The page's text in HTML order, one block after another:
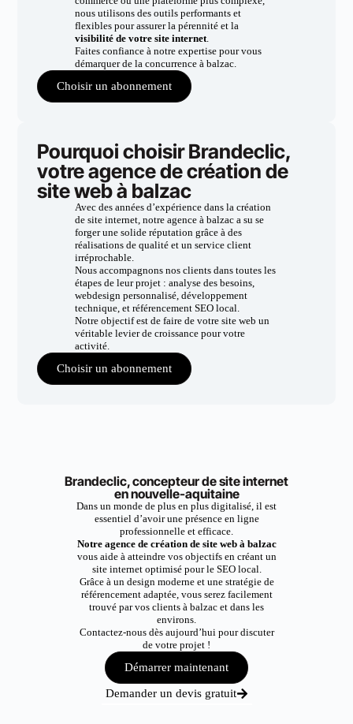
nous utilisons des outils performants et
flexibles pour assurer la pérennité et la
visibilité de votre site internet.
Faites confiance à notre expertise pour vous
démarquer de la concurrence à balzac.
Choisir un abonnement
Pourquoi choisir Brandeclic,
votre agence de création de
site web à balzac
Avec des années d’expérience dans la création
de site internet, notre agence à balzac a su se
forger une solide réputation grâce à des
réalisations de qualité et un service client
irréprochable.
Nous accompagnons nos clients dans toutes les
étapes de leur projet : analyse des besoins,
webdesign personnalisé, développement
technique, et référencement SEO local.
Notre objectif est de faire de votre site web un
véritable levier de croissance pour votre
activité.
Choisir un abonnement
Brandeclic, concepteur de site internet
en nouvelle-aquitaine
Dans un monde de plus en plus digitalisé, il est
essentiel d’avoir une présence en ligne
professionnelle et efficace.
Notre agence de création de site web à balzac
vous aide à atteindre vos objectifs en créant un
site internet optimisé pour le SEO local.
Grâce à un design moderne et une stratégie de
référencement adaptée, vous serez facilement
trouvé par vos clients à balzac et dans les
environs.
Contactez-nous dès aujourd’hui pour discuter
de votre projet !
Démarrer maintenant
Demander un devis gratuit